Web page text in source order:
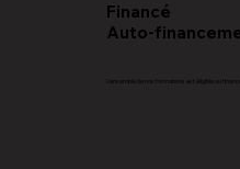
L'ensemble de nos formations est éligible au
Financé
Auto-